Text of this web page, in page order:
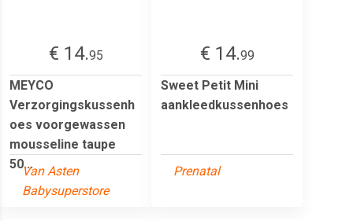
€ 14.95
MEYCO
Verzorgingskussenh
oes voorgewassen
mousseline taupe
50...Van Asten
Babysuperstore
€ 14.99
Sweet Petit Mini
aankleedkussenhoes
Prenatal